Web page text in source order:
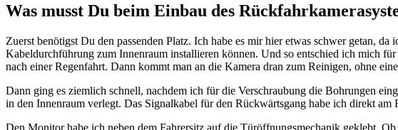
Was musst Du beim Einbau des
Zuerst benötigst Du den passenden Platz. Ich habe es mir hier etwas schwer getan,
Kabeldurchführung zum Innenraum installieren können. Und so entschied ich mich
nach einer Regenfahrt. Dann kommt man an die Kamera dran zum Reinigen, ohne
Dann ging es ziemlich schnell, nachdem ich für die Verschraubung die Bohrungen
in den Innenraum verlegt. Das Signalkabel für den Rückwärtsgang habe ich direkt am
Den Monitor habe ich neben dem Fahrersitz auf die Türöffnungsmechanik geklebt.